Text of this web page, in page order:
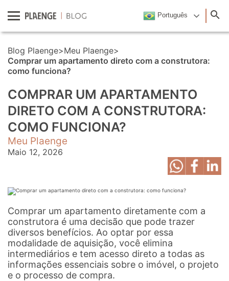
Português
Blog Plaenge>Meu Plaenge>
Comprar um apartamento direto com a construtora:
como funciona?
COMPRAR UM APARTAMENTO
DIRETO COM A CONSTRUTORA:
COMO FUNCIONA?
Meu Plaenge
Maio 12, 2026
Comprar um apartamento diretamente com a
construtora é uma decisão que pode trazer
diversos benefícios. Ao optar por essa
modalidade de aquisição, você elimina
intermediários e tem acesso direto a todas as
informações essenciais sobre o imóvel, o projeto
e o processo de compra.